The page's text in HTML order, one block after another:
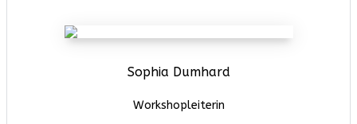
Sophia Dumhard
Workshopleiterin